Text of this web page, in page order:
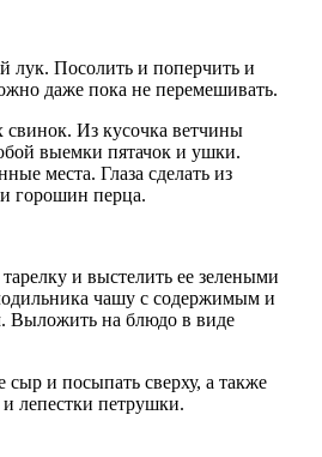
лук. Посолить и поперчить и
даже пока не перемешивать.
свинок. Из кусочка ветчины
выемки пятачок и ушки.
места. Глаза сделать из
горошин перца.
и выстелить ее зелеными
чашу с содержимым и
Выложить на блюдо в виде
сыр и посыпать сверху, а также
и лепестки петрушки.